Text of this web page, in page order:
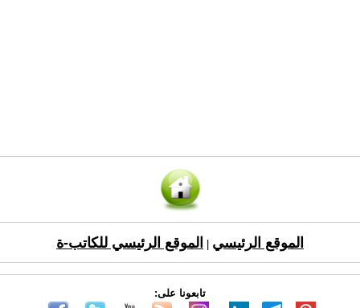
الموقع الرئيسي الموقع الرئيسي للكاتب-ة
تابعونا على: